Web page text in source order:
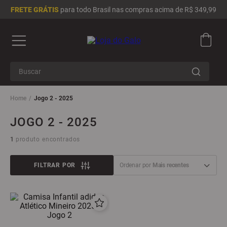
FRETE GRÁTIS para todo Brasil nas compras acima de R$ 349,99
Jogo 2 - 2025
JOGO 2 - 2025
1 produto
FILTRAR Ordenar por Mais recentes
2º camisa feminina
3º infantil
5º moletom
6 adidas
º boné